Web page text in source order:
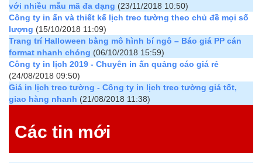
với nhiều mẫu mã đa dạng (23/11/2018 10:50)
Công ty in ấn và thiết kế lịch treo tường theo chủ đề mọi số
lượng (15/10/2018 11:09)
Trang trí Halloween bằng mô hình bí ngô – Báo giá PP cán
format nhanh chóng (06/10/2018 15:59)
Công ty in lịch 2019 - Chuyên in ấn quảng cáo giá rẻ
(24/08/2018 09:50)
Giá in lịch treo tường - Công ty in lịch treo tường giá tốt,
giao hàng nhanh (21/08/2018 11:38)
Các tin mới